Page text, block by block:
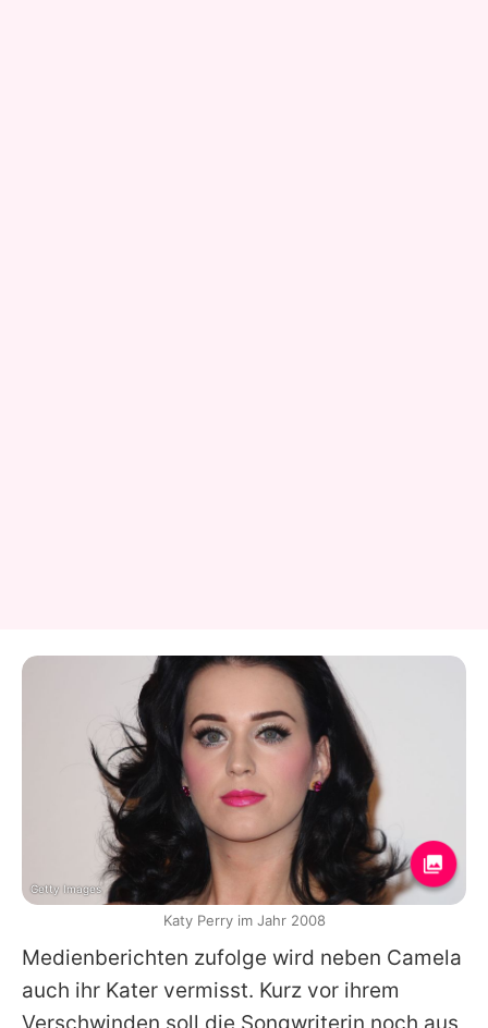
Medienberichten zufolge wird neben Camela
auch ihr Kater vermisst. Kurz vor ihrem
Getty Images
Katy Perry im Jahr 2008